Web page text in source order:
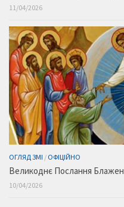
11/04/2026
ОГЛЯД ЗМІ / ОФІЦІЙНО
Великоднє Послання
10/04/2026